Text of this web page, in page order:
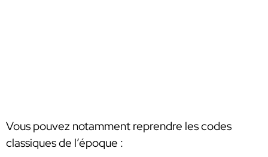
Vous pouvez notamment reprendre les codes
classiques de l’époque :